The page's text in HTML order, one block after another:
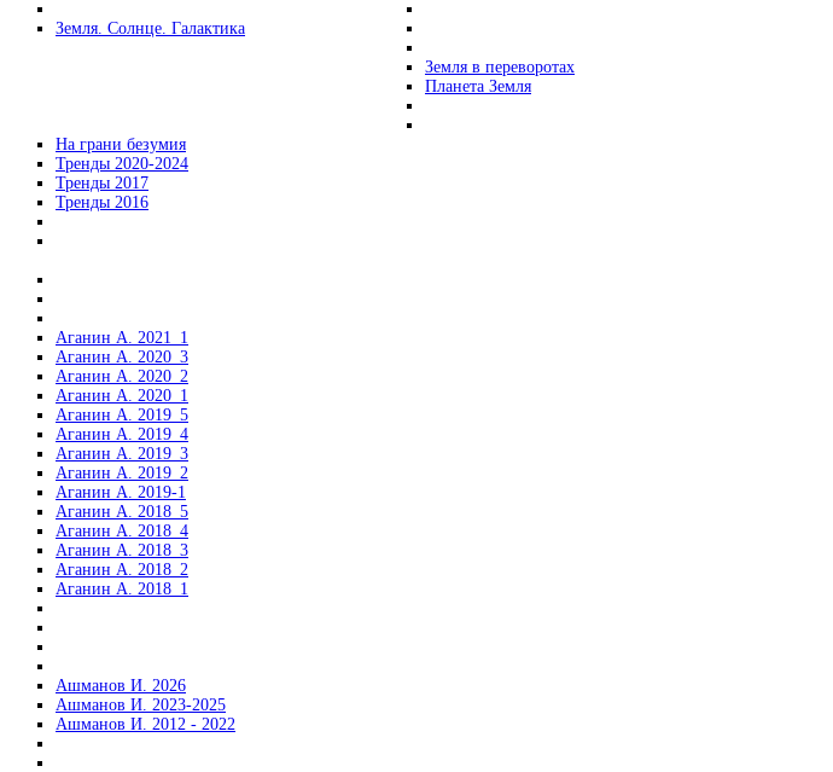
Земля. Солнце. Галактика
Земля в переворотах
Планета Земля
На грани безумия
Тренды 2020-2024
Тренды 2017
Тренды 2016
Аганин А. 2021_1
Аганин А. 2020_3
Аганин А. 2020_2
Аганин А. 2020_1
Аганин А. 2019_5
Аганин А. 2019_4
Аганин А. 2019_3
Аганин А. 2019_2
Аганин А. 2019-1
Аганин А. 2018_5
Аганин А. 2018_4
Аганин А. 2018_3
Аганин А. 2018_2
Аганин А. 2018_1
Ашманов И. 2026
Ашманов И. 2023-2025
Ашманов И. 2012 - 2022